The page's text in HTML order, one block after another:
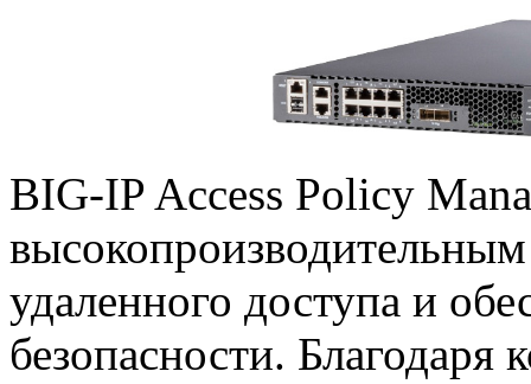
BIG-IP Access Policy
удаленного доступа и
безопасности.